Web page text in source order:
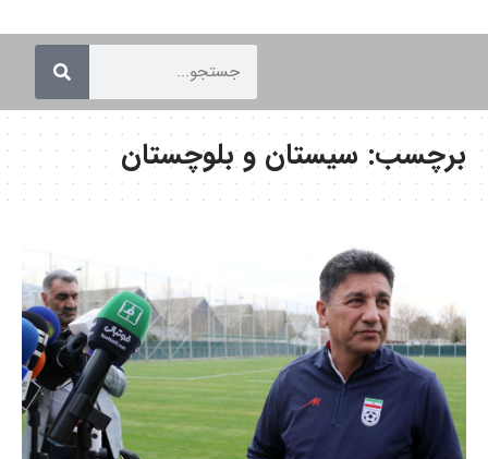
برچسب:سیستان و بلوچستان